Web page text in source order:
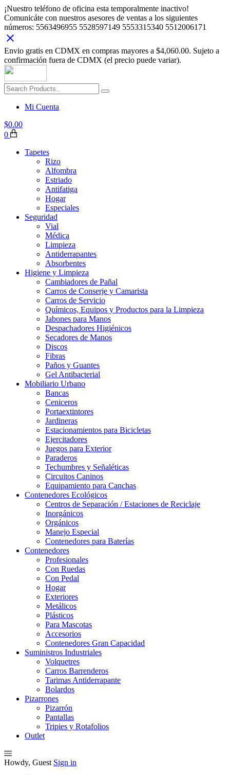
¡Nuestro teléfono de oficina esta temporalmente inactivo!
Comunicáte con nuestros asesores de ventas a los siguientes
números: 5563496955 5528597149 5553315340 5512006171
Envio gratis en CDMX en compras mayores a $4,060.00. Sujeto a
confirmación fuera de CDMX (el precio puede variar).
Mi Cuenta
$0.00
0
Tapetes
Rizo
Alfombra
Estriado
Antifatiga
Hogar
Especiales
Seguridad
Vial
Médica
Limpieza
Antiderrapantes
Absorbentes
Higiene y Limpieza
Cambiadores de Pañal
Carros de Conserje y Camarista
Carros de Servicio
Químicos, Equipos y Productos para la Limpieza
Jabones para Manos
Despachadores Higiénicos
Secadores de Manos
Discos
Fibras
Paños y Guantes
Gel Antibacterial
Mobiliario Urbano
Bancas
Ceniceros
Portaextintores
Jardineras
Estacionamientos para Bicicletas
Ejercitadores
Juegos para Exterior
Paraderos
Techumbres y Señaléticas
Circuitos Caninos
Equipamiento para Canchas
Contenedores Ecológicos
Centros de Separación / Estaciones de Reciclaje
Inorgánicos
Orgánicos
Manejo Especial
Contenedores para Baterías
Contenedores
Profesionales
Con Ruedas
Con Pedal
Hogar
Exteriores
Metálicos
Plásticos
Para Mascotas
Accesorios
Contenedores Gran Capacidad
Suministros Industriales
Volquetres
Carros Barrenderos
Tarimas Antiderrapante
Bolardos
Pizarrones
Pizarrón
Pantallas
Tripies y Rotafolios
Outlet
Howdy, Guest Sign in